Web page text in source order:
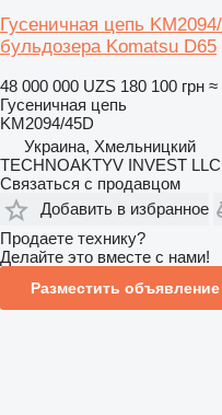
Гусеничная цепь
бульдозера Komatsu D65
48 000 000 UZS 180 100 грн ≈
Гусеничная цепь
KM2094/45D
Украина, Хмельницкий
TECHNOAKTYV INVEST LLC
Связаться с продавцом
Добавить в избранное
Продаете технику?
Делайте это вместе с нами!
Разместить объявление